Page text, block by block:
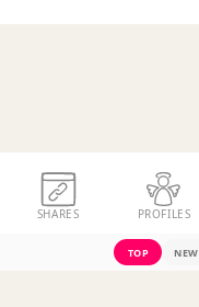
SHARES PROFILES
TOP NEW